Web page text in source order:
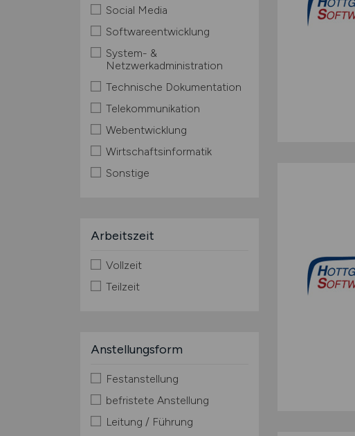
Social Media
Softwareentwicklung
System- &
Netzwerkadministration
Technische Dokumentation
Telekommunikation
Webentwicklung
Wirtschaftsinformatik
Sonstige
Arbeitszeit
Vollzeit
Teilzeit
Anstellungsform
Festanstellung
befristete Anstellung
Leitung / Führung